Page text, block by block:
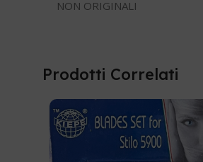
NON ORIGINALI
Prodotti Correlati